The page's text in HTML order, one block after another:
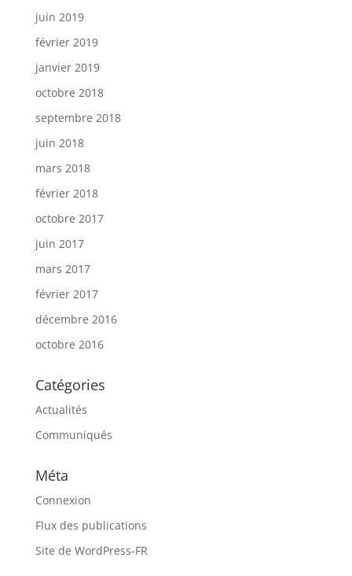
juin 2019
février 2019
janvier 2019
octobre 2018
septembre 2018
juin 2018
mars 2018
février 2018
octobre 2017
juin 2017
mars 2017
février 2017
décembre 2016
octobre 2016
Catégories
Actualités
Communiqués
Méta
Connexion
Flux des publications
Site de WordPress-FR